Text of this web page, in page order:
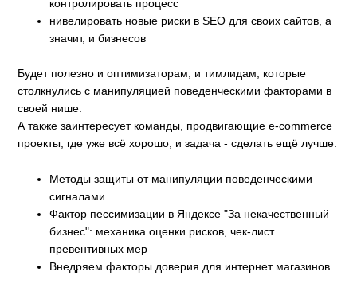
контролировать процесс
нивелировать новые риски в SEO для своих сайтов, а
значит, и бизнесов
Будет полезно и оптимизаторам, и тимлидам, которые
столкнулись с манипуляцией поведенческими факторами в
своей нише.
А также заинтересует команды, продвигающие e-commerce
проекты, где уже всё хорошо, и задача - сделать ещё лучше.
Методы защиты от манипуляции поведенческими
сигналами
Фактор пессимизации в Яндексе "За некачественный
бизнес": механика оценки рисков, чек-лист
превентивных мер
Внедряем факторы доверия для интернет магазинов